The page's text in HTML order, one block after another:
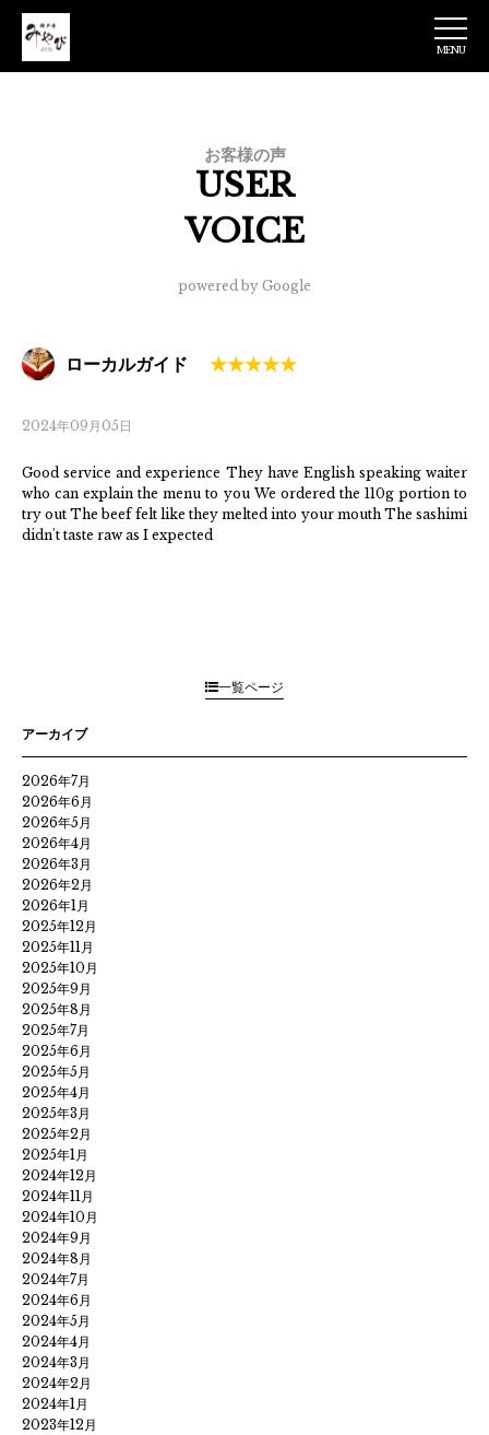
神戸牛みやび 日
MENU
お客様の声
USER
VOICE
powered by Google
ローカルガイド
2024年09月05日
Good service and experience They have English speaking waiter
who can explain the menu to you We ordered the 110g portion to
try out The beef felt like they melted into your mouth The sashimi
didn't taste raw as I expected
一覧ページ
アーカイブ
2026年7月
2026年6月
2026年5月
2026年4月
2026年3月
2026年2月
2026年1月
2025年12月
2025年11月
2025年10月
2025年9月
2025年8月
2025年7月
2025年6月
2025年5月
2025年4月
2025年3月
2025年2月
2025年1月
2024年12月
2024年11月
2024年10月
2024年9月
2024年8月
2024年7月
2024年6月
2024年5月
2024年4月
2024年3月
2024年2月
2024年1月
2023年12月